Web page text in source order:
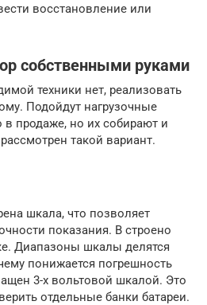
восстановление или
собственными руками
техники нет, реализовать
Подойдут нагрузочные
в продаже, но их собирают и
такой вариант.
шкала, что позволяет
показания. В строено
Диапазоны шкалы делятся
понижается погрешность
3-х вольтовой шкалой. Это
отдельные банки батареи.